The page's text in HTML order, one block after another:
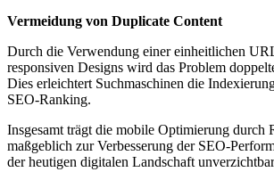
Vermeidung von Duplicate Content
Durch die Verwendung einer einheitlichen
responsiven Designs wird das Problem
Dies erleichtert Suchmaschinen die
SEO-Ranking.
Insgesamt trägt die mobile Optimierung durch
maßgeblich zur Verbesserung der SEO-
der heutigen digitalen Landschaft